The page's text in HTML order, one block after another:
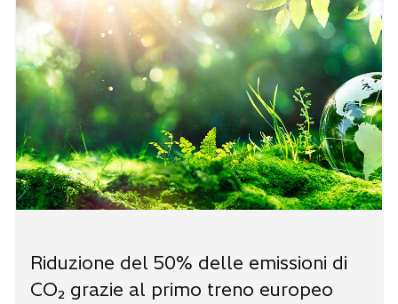
Riduzione del 50% delle emissioni di
CO₂ grazie al primo treno europeo